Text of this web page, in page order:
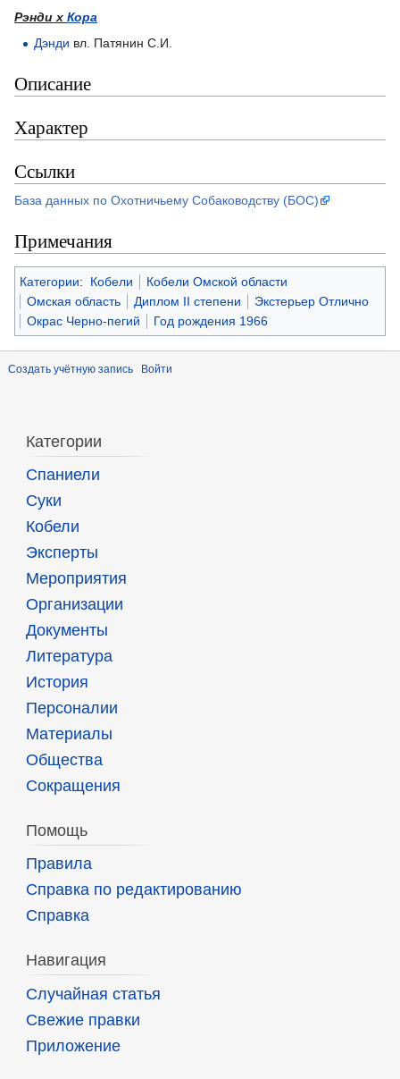
Рэнди х Кора
Дэнди вл. Патянин С.И.
Описание
Характер
Ссылки
База данных по Охотничьему Собаководству (БОС)
Примечания
Категории: Кобели
Кобели Омской области
Омская область
Диплом II степени
Экстерьер Отлично
Окрас Черно-пегий
Год рождения 1966
Создать учётную запись Войти
Категории
Спаниели
Суки
Кобели
Эксперты
Мероприятия
Организации
Документы
Литература
История
Персоналии
Материалы
Общества
Сокращения
Помощь
Правила
Справка по редактированию
Справка
Навигация
Случайная статья
Свежие правки
Приложение